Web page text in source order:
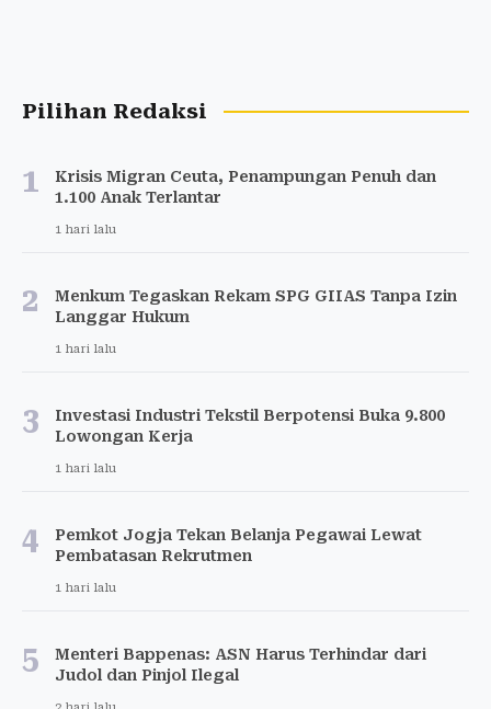
Pilihan Redaksi
1
Krisis Migran Ceuta, Penampungan Penuh dan
1.100 Anak Terlantar
1 hari lalu
2
Menkum Tegaskan Rekam SPG GIIAS Tanpa Izin
Langgar Hukum
1 hari lalu
3
Investasi Industri Tekstil Berpotensi Buka 9.800
Lowongan Kerja
1 hari lalu
4
Pemkot Jogja Tekan Belanja Pegawai Lewat
Pembatasan Rekrutmen
1 hari lalu
5
Menteri Bappenas: ASN Harus Terhindar dari
Judol dan Pinjol Ilegal